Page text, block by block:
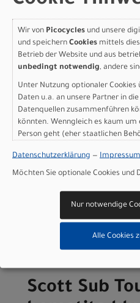
Batteriekapazität: 540 Wh
Ladegerät: 2A Charger
Display: Bosch Purion 200
Gewicht: 29,7 kg
Zulässiges Gesamtgewicht:
Herstellerdaten gem. GPSR
Marke SCOTT:Scott Sports AG
Gutenbergstrasse 27
85748 Garching-­Hochbrück
+49 (0) 89 898 78 36 ­ 0
Varianten
Scott Sub
Wir von Picocycles und unsere
und speichern Cookies mittels
Betrieb der Website und aus
unbedingt notwendig, andere
Unter Nutzung optionaler
Daten u.a. an unsere Partner in
Datenquellen zusammenführen
könnten. Wenngleich es kaum um
Person geht (eher staatlichen
sind wie bei uns in der
Datenschutzerklärung — Impressum
Möchten Sie optionale Cookies
Nur notwendige
Alle Cookies